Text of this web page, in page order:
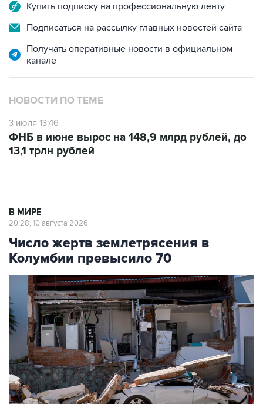
Купить подписку на профессиональную ленту
Подписаться на рассылку главных новостей сайта
Получать оперативные новости в официальном
канале
НОВОСТИ ПО ТЕМЕ
3 июля 13:46
ФНБ в июне вырос на 148,9 млрд рублей, до
13,1 трлн рублей
В МИРЕ
20:28, 10 августа 2026
Число жертв землетрясения в
Колумбии превысило 70